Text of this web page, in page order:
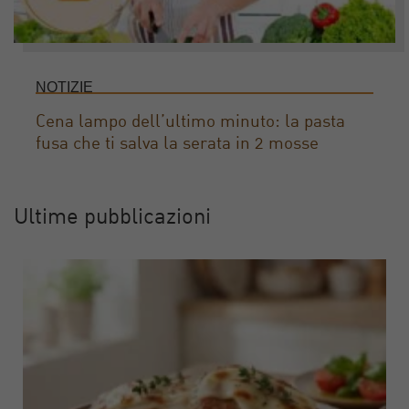
NOTIZIE
Cena lampo dell’ultimo minuto: la pasta
fusa che ti salva la serata in 2 mosse
Ultime pubblicazioni